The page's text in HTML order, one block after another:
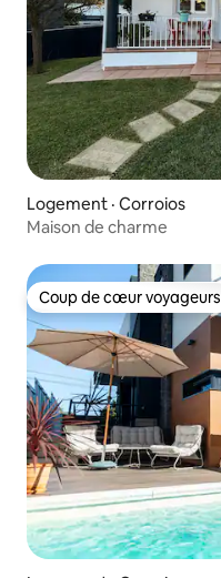
Logement · Corroios
Maison de charme
Coup de cœur voyageurs
Coup de cœur voyageurs